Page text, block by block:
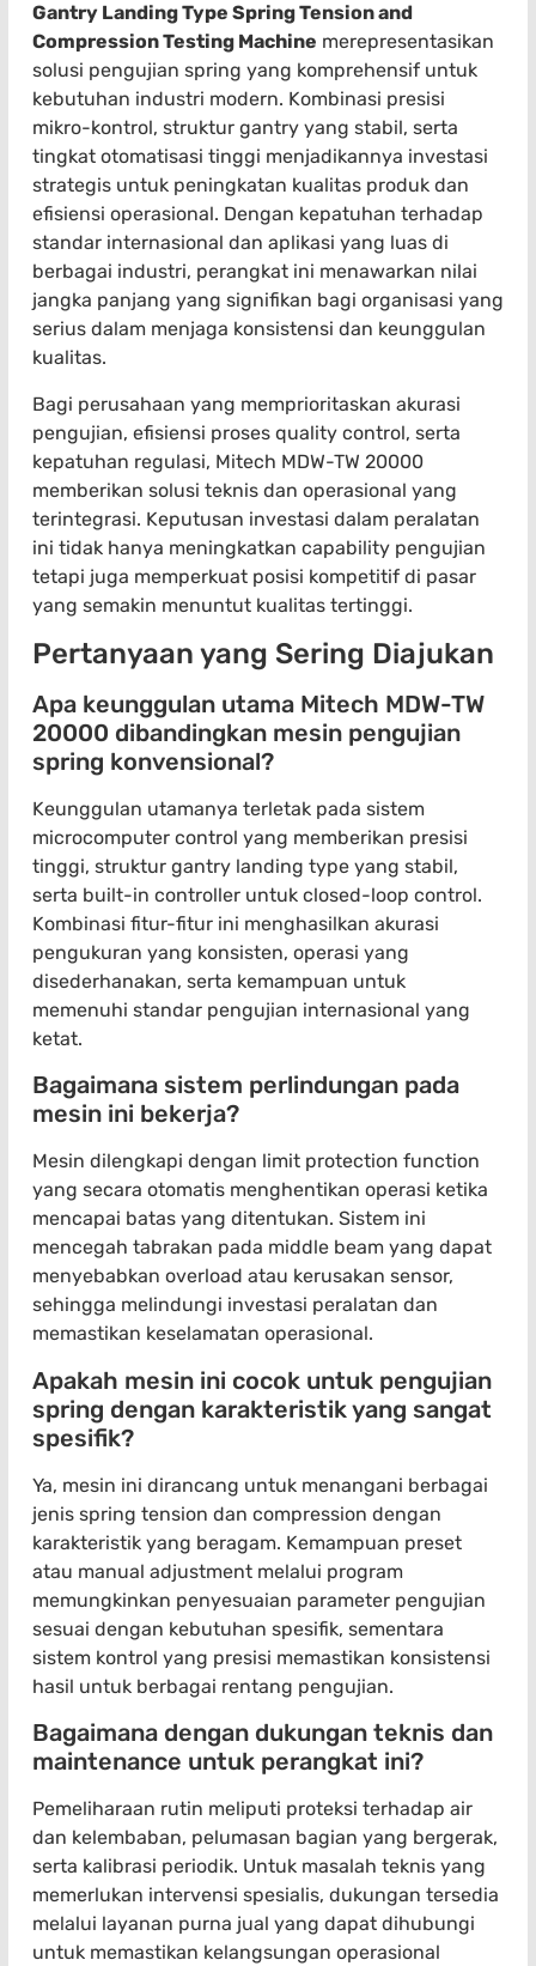
Gantry Landing Type Spring Tension and
Compression Testing Machine merepresentasikan
solusi pengujian spring yang komprehensif untuk
kebutuhan industri modern. Kombinasi presisi
mikro-kontrol, struktur gantry yang stabil, serta
tingkat otomatisasi tinggi menjadikannya investasi
strategis untuk peningkatan kualitas produk dan
efisiensi operasional. Dengan kepatuhan terhadap
standar internasional dan aplikasi yang luas di
berbagai industri, perangkat ini menawarkan nilai
jangka panjang yang signifikan bagi organisasi yang
serius dalam menjaga konsistensi dan keunggulan
kualitas.
Bagi perusahaan yang memprioritaskan akurasi
pengujian, efisiensi proses quality control, serta
kepatuhan regulasi, Mitech MDW-TW 20000
memberikan solusi teknis dan operasional yang
terintegrasi. Keputusan investasi dalam peralatan
ini tidak hanya meningkatkan capability pengujian
tetapi juga memperkuat posisi kompetitif di pasar
yang semakin menuntut kualitas tertinggi.
Pertanyaan yang Sering Diajukan
Apa keunggulan utama Mitech MDW-TW
20000 dibandingkan mesin pengujian
spring konvensional?
Keunggulan utamanya terletak pada sistem
microcomputer control yang memberikan presisi
tinggi, struktur gantry landing type yang stabil,
serta built-in controller untuk closed-loop control.
Kombinasi fitur-fitur ini menghasilkan akurasi
pengukuran yang konsisten, operasi yang
disederhanakan, serta kemampuan untuk
memenuhi standar pengujian internasional yang
ketat.
Bagaimana sistem perlindungan pada
mesin ini bekerja?
Mesin dilengkapi dengan limit protection function
yang secara otomatis menghentikan operasi ketika
mencapai batas yang ditentukan. Sistem ini
mencegah tabrakan pada middle beam yang dapat
menyebabkan overload atau kerusakan sensor,
sehingga melindungi investasi peralatan dan
memastikan keselamatan operasional.
Apakah mesin ini cocok untuk pengujian
spring dengan karakteristik yang sangat
spesifik?
Ya, mesin ini dirancang untuk menangani berbagai
jenis spring tension dan compression dengan
karakteristik yang beragam. Kemampuan preset
atau manual adjustment melalui program
memungkinkan penyesuaian parameter pengujian
sesuai dengan kebutuhan spesifik, sementara
sistem kontrol yang presisi memastikan konsistensi
hasil untuk berbagai rentang pengujian.
Bagaimana dengan dukungan teknis dan
maintenance untuk perangkat ini?
Pemeliharaan rutin meliputi proteksi terhadap air
dan kelembaban, pelumasan bagian yang bergerak,
serta kalibrasi periodik. Untuk masalah teknis yang
memerlukan intervensi spesialis, dukungan tersedia
melalui layanan purna jual yang dapat dihubungi
untuk memastikan kelangsungan operasional